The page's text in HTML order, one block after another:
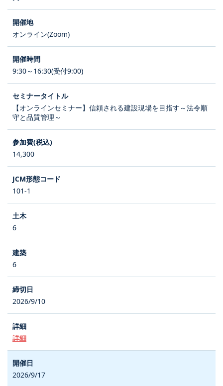
オンライン(Zoom)
9:30～16:30(受付9:00)
【オンラインセミナー】信頼される建設現場を目指す～法令順
守と品質管理～
14,300
101-1
6
6
2026/9/10
詳細
2026/9/17